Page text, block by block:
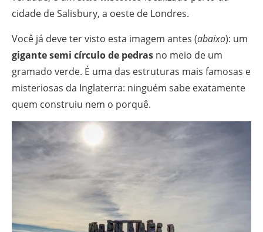
cidade de Salisbury, a oeste de Londres.
Você já deve ter visto esta imagem antes (abaixo): um
gigante semi círculo de pedras no meio de um
gramado verde. É uma das estruturas mais famosas e
misteriosas da Inglaterra: ninguém sabe exatamente
quem construiu nem o porquê.